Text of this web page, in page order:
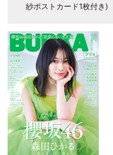
紗ポストカード1枚付き)